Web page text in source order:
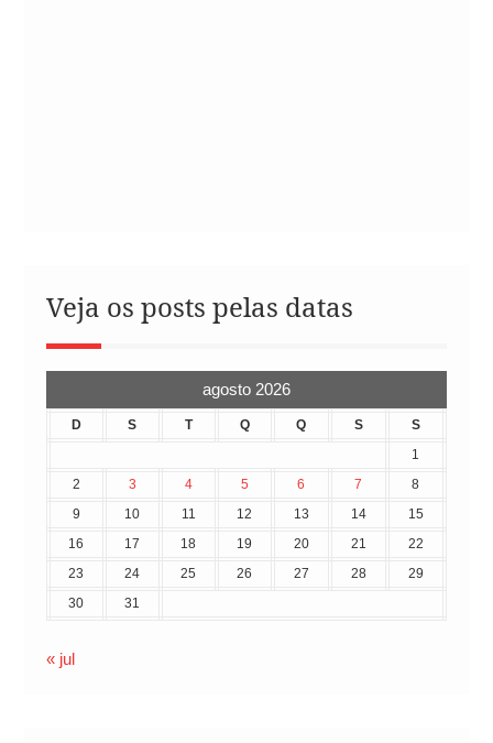
Veja os posts pelas datas
agosto 2026
D S T Q Q S
S
1
2
3 4 5 6 7
8
9
10 11 12 13 14
15
16
17 18 19 20 21
22
23
24 25 26 27 28
29
30
31
« jul